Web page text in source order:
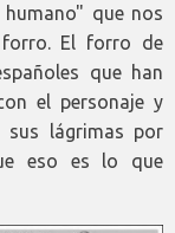
que nos
El forro de
que han
el personaje y
sus lágrimas por
eso es lo que